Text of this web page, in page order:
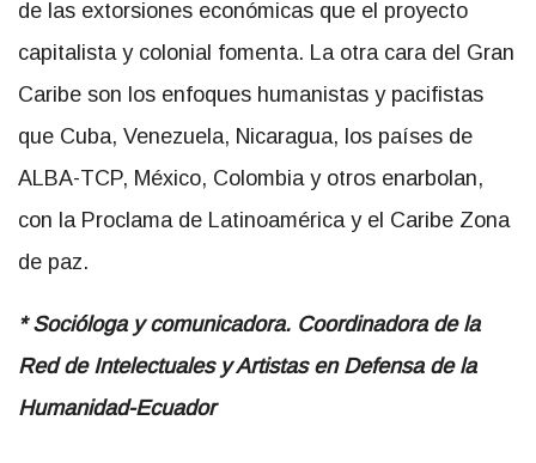
de las extorsiones económicas que el proyecto
capitalista y colonial fomenta. La otra cara del Gran
Caribe son los enfoques humanistas y pacifistas
que Cuba, Venezuela, Nicaragua, los países de
ALBA-TCP, México, Colombia y otros enarbolan,
con la Proclama de Latinoamérica y el Caribe Zona
de paz.
* Socióloga y comunicadora. Coordinadora de la
Red de Intelectuales y Artistas en Defensa de la
Humanidad-Ecuador